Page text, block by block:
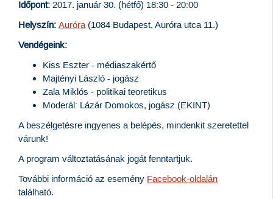
Időpont: 2017. január 30. (hétfő) 18:30 - 20:00
Helyszín: Auróra(1084 Budapest, Auróra utca 11.)
Vendégeink:
Kiss Eszter - médiaszakértő
Majtényi László - jogász
Zala Miklós - politikai teoretikus
Moderál: Lázár Domokos, jogász (EKINT)
A beszélgetésre ingyenes a belépés, mindenkit szeretettel
várunk!
A program változtatásának jogát fenntartjuk.
További információ az esemény Facebook-oldalán
található.